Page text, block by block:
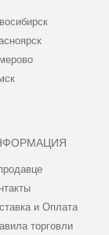
и Оплата
торговли